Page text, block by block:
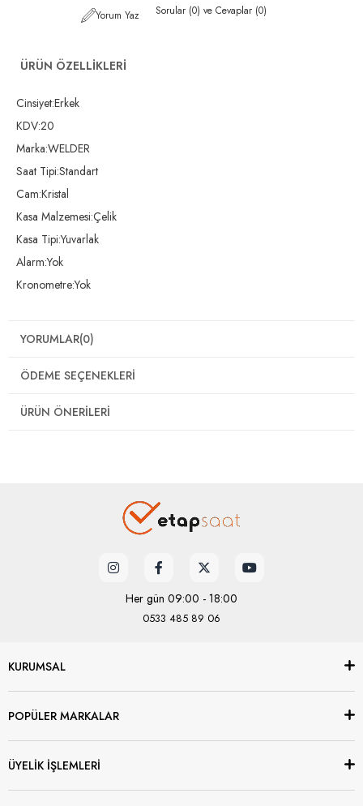
Yorum Yaz Sorular (0) ve Cevaplar (0)
ÜRÜN ÖZELLIKLERI
Cinsiyet:Erkek
KDV:20
Marka:WELDER
Saat Tipi:Standart
Cam:Kristal
Kasa Malzemesi:Çelik
Kasa Tipi:Yuvarlak
Alarm:Yok
Kronometre:Yok
YORUMLAR(0)
ÖDEME SEÇENEKLERI
ÜRÜN ÖNERILERI
Her gün 09:00 - 18:00
0533 485 89 06
KURUMSAL
POPÜLER MARKALAR
ÜYELİK İŞLEMLERİ